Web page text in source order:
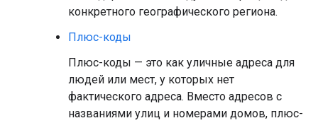
конкретного географического региона.
Плюс-коды
Плюс-коды — это как уличные адреса для
людей или мест, у которых нет
фактического адреса. Вместо адресов с
названиями улиц и номерами домов, плюс-